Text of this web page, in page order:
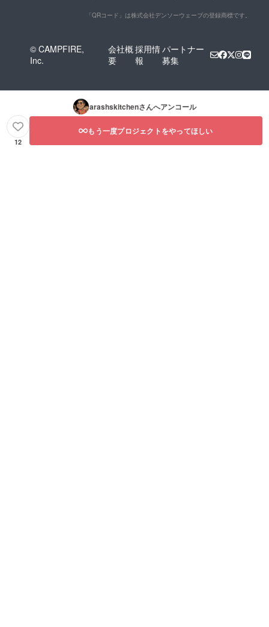
「QRコード」は株式会社デンソーウェーブの登録商標です。
© CAMPFIRE,
Inc.
会社概
要
採用情
報
パートナー
募集
arashskitchenさんへアンコール
12
もう一度プロジェクトをやってほしい